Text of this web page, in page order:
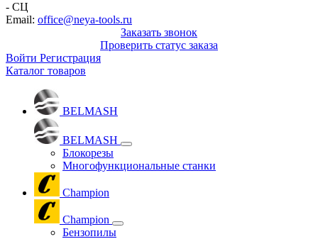
- СЦ
Email: office@neya-tools.ru
Заказать звонок
Проверить статус заказа
Войти Регистрация
Каталог товаров
BELMASH
BELMASH
Блокорезы
Многофункциональные станки
Champion
Champion
Бензопилы